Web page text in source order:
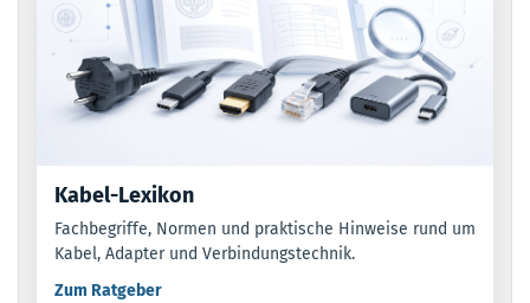
Kabel-Lexikon
Fachbegriffe, Normen und praktische Hinweise rund um
Kabel, Adapter und Verbindungstechnik.
Zum Ratgeber